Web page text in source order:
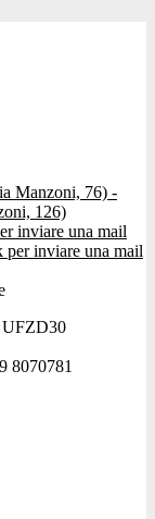
Manzoni, 76) -
126)
inviare una mail
per inviare una mail
UFZD30
8070781